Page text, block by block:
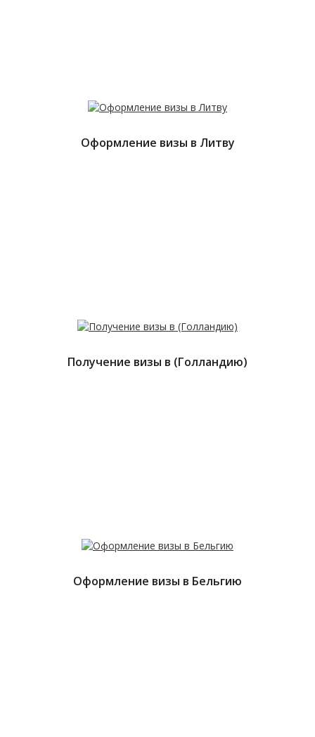
Оформление визы в Литву
Получение визы в (Голландию)
Оформление визы в Бельгию